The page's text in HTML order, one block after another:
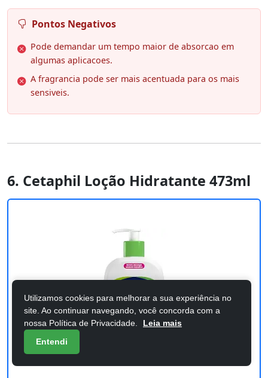
Pontos Negativos
Pode demandar um tempo maior de absorcao em
algumas aplicacoes.
A fragrancia pode ser mais acentuada para os mais
sensiveis.
6. Cetaphil Loção Hidratante 473ml
Utilizamos cookies para melhorar a sua experiência no
site. Ao continuar navegando, você concorda com a
nossa Política de Privacidade.
Leia mais
Entendi